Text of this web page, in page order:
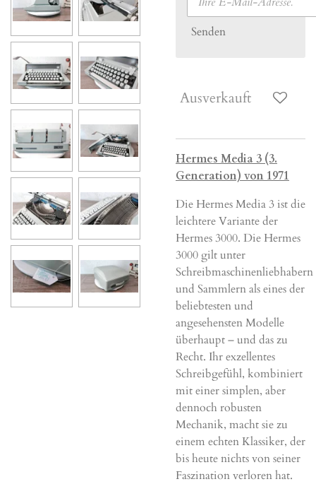
Senden
Ausverkauft
Hermes Media 3 (3.
Generation) von 1971
Die Hermes Media 3 ist die
leichtere Variante der
Hermes 3000. Die Hermes
3000 gilt unter
Schreibmaschinenliebhabern
und Sammlern als eines der
beliebtesten und
angesehensten Modelle
überhaupt – und das zu
Recht. Ihr exzellentes
Schreibgefühl, kombiniert
mit einer simplen, aber
dennoch robusten
Mechanik, macht sie zu
einem echten Klassiker, der
bis heute nichts von seiner
Faszination verloren hat.